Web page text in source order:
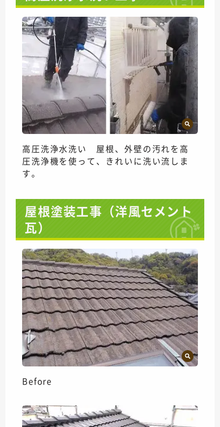
高圧洗浄水洗い 屋根、外壁の汚れを高
圧洗浄機を使って、きれいに洗い流しま
す。
屋根塗装工事（洋風セメント
瓦）
Before